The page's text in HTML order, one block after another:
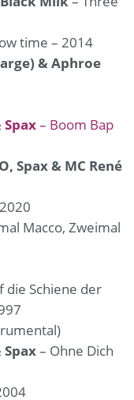
time – 2014
& Aphroe
– Boom Bap
Spax & MC René
Macco, Zweimal
die Schiene der
– Ohne Dich